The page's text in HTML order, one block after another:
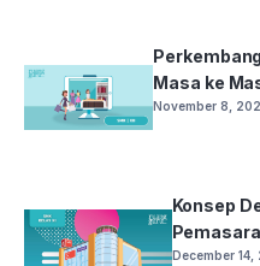
Masa ke
November 8,
Konsep
December 14,